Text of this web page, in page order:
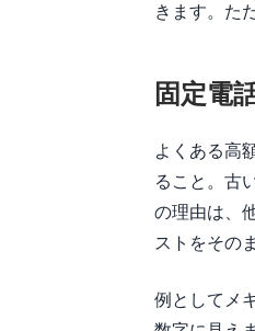
きます。た
固定電
よくある高
ること。古
の理由は、
ストをその
例としてメ